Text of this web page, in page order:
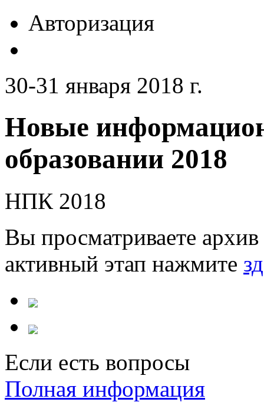
Авторизация
30-31 января 2018 г.
Новые
образовании 2018
НПК 2018
Вы просматриваете
активный этап нажмите
Если есть вопросы
Полная информация